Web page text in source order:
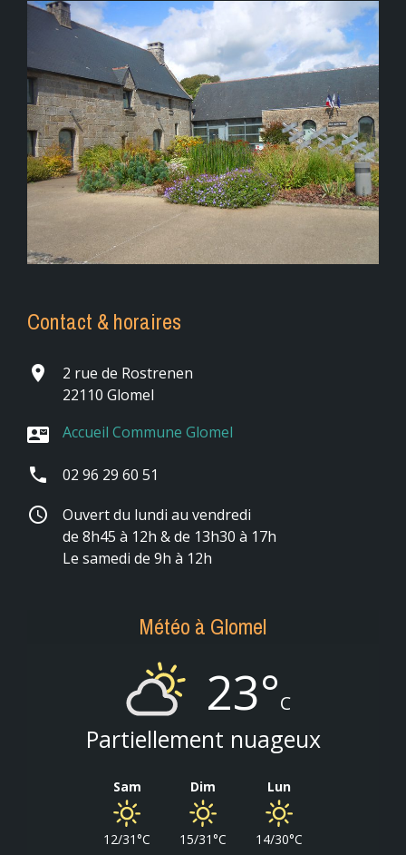
Contact & horaires
place
2 rue de Rostrenen
22110 Glomel
contact_mail Accueil Commune Glomel
phone 02 96 29 60 51
schedule
Ouvert du lundi au vendredi
de 8h45 à 12h & de 13h30 à 17h
Le samedi de 9h à 12h
Météo à Glomel
23°C
Partiellement nuageux
Sam
12/31°C
Dim
15/31°C
Lun
14/30°C